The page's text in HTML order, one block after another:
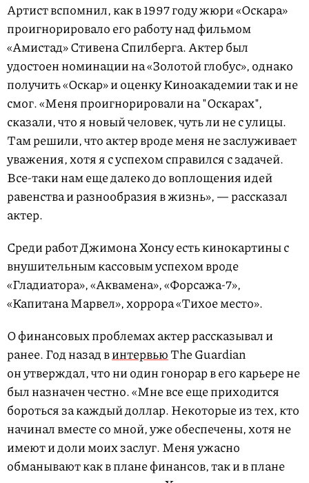
Артист вспомнил, как в 1997 году жюри «Оскара»
проигнорировало его работу над фильмом
«Амистад» Стивена Спилберга. Актер был
удостоен номинации на «Золотой глобус», однако
получить «Оскар» и оценку Киноакадемии так и не
смог. «Меня проигнорировали на "Оскарах",
сказали, что я новый человек, чуть ли не с улицы.
Там решили, что актер вроде меня не заслуживает
уважения, хотя я с успехом справился с задачей.
Все-таки нам еще далеко до воплощения идей
равенства и разнообразия в жизнь», — рассказал
актер.
Среди работ Джимона Хонсу есть кинокартины с
внушительным кассовым успехом вроде
«Гладиатора», «Аквамена», «Форсажа-7»,
«Капитана Марвел», хоррора «Тихое место».
О финансовых проблемах актер рассказывал и
ранее. Год назад винтервьюThe Guardian
он утверждал, что ни один гонорар в его карьере не
был назначен честно. «Мне все еще приходится
бороться за каждый доллар. Некоторые из тех, кто
начинал вместе со мной, уже обеспечены, хотя не
имеют и доли моих заслуг. Меня ужасно
обманывают как в плане финансов, так и в плане